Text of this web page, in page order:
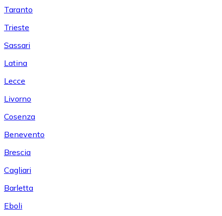
Taranto
Trieste
Sassari
Latina
Lecce
Livorno
Cosenza
Benevento
Brescia
Cagliari
Barletta
Eboli